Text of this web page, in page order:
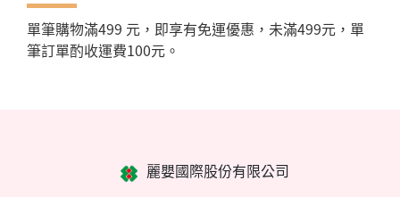
單筆購物滿499 元，即享有免運優惠，未滿499元，單
筆訂單酌收運費100元。
麗嬰國際股份有限公司